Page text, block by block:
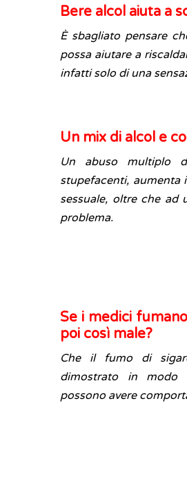
Bere alcol aiuta a
È sbagliato pensare
possa aiutare a
infatti solo di una
Un mix di alcol e
Un abuso multiplo
stupefacenti, aumenta
sessuale, oltre che ad
problema.
Se i medici
poi così male?
Che il fumo di
dimostrato in modo
possono avere